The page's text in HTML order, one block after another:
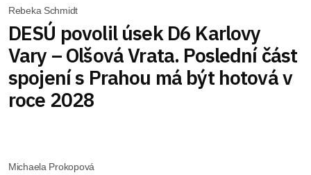
Rebeka Schmidt
DESÚ povolil úsek D6 Karlovy
Vary – Olšová Vrata. Poslední část
spojení s Prahou má být hotová v
roce 2028
Michaela Prokopová